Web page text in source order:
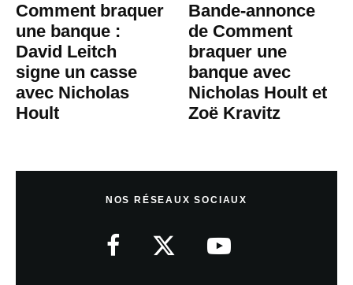
Comment braquer
une banque :
David Leitch
signe un casse
avec Nicholas
Hoult
Bande-annonce
de Comment
braquer une
banque avec
Nicholas Hoult et
Zoë Kravitz
NOS RÉSEAUX SOCIAUX